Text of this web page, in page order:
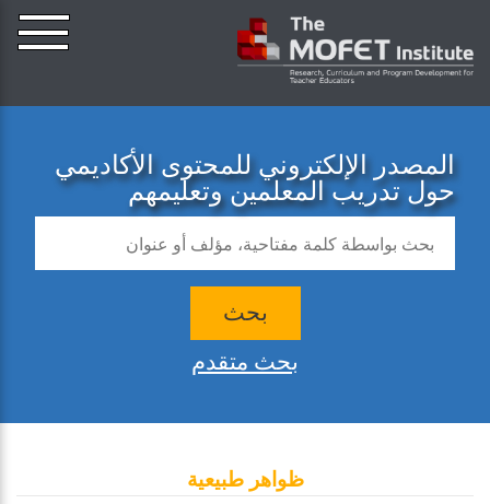
المصدر الإلكتروني للمحتوى الأكاديمي
حول تدريب المعلمين وتعليمهم
بحث
بحث متقدم
ظواهر طبيعية